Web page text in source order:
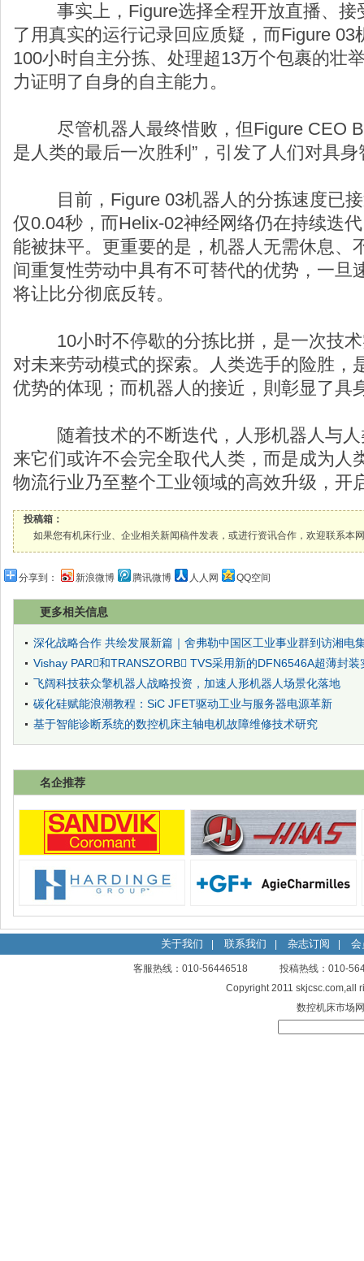
事实上，Figure选择全程开放直播、接
了用真实的运行记录回应质疑，而Figure
100小时自主分拣、处理超13万个包裹的壮
力证明了自身的自主能力。
尽管机器人最终惜败，但Figure CEO
是人类的最后一次胜利”，引发了人们对具
目前，Figure 03机器人的分拣速度已接
仅0.04秒，而Helix-02神经网络仍在持续迭
能被抹平。更重要的是，机器人无需休息、
间重复性劳动中具有不可替代的优势，一旦
将让比分彻底反转。
10小时不停歇的分拣比拼，是一次技术
对未来劳动模式的探索。人类选手的险胜，
优势的体现；而机器人的接近，則彰显了具
随着技术的不断迭代，人形机器人与人
来它们或许不会完全取代人类，而是成为人
物流行业乃至整个工业领域的高效升级，开
投稿箱：
如果您有机床行业、企业相关新闻稿件发表，或进行资讯合作，欢迎联系本
分享到： 新浪微博 腾讯微博 人人网 QQ空间
更多相关信息
深化战略合作 共绘发展新篇｜舍弗勒中国区工业事业群到访湘电
Vishay PAR和TRANSZORB TVS采用新的DFN6546A超薄封装
飞阔科技获众擎机器人战略投资，加速人形机器人场景化落地
碳化硅赋能浪潮教程：SiC JFET驱动工业与服务器电源革新
基于智能诊断系统的数控机床主轴电机故障维修技术研究
名企推荐
关于我们 联系我们 杂志订阅 会
客服热线：010-56446518 投稿热线：
Copyright 2011
数控机床市场网